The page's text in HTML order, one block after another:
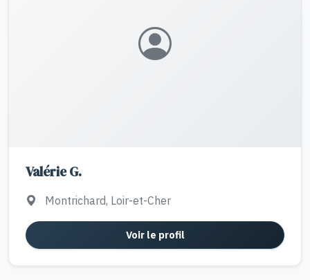
Valérie G.
Montrichard, Loir-et-Cher
Voir le profil